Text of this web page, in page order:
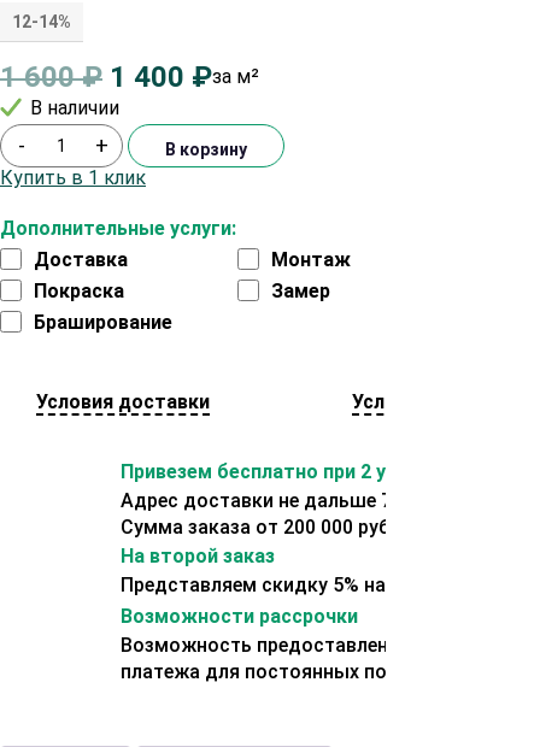
12-14%
1 600₽ 1 400 ₽за м²
В наличии
Дополнительные услуги:
Доставка
Монтаж
Покраска
Замер
Браширование
- + В корзину
Купить в 1 клик
Условия доставки Условия оплаты
Привезем бесплатно при 2 условиях:
Адрес доставки не дальше 70 км от склада.
Сумма заказа от 200 000 рублей.
На второй заказ
Представляем скидку 5% на второй заказ
Возможности рассрочки
Возможность предоставления отсрочки
платежа для постоянных покупателей.